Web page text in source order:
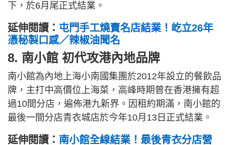
下，於6月尾正式結業。
延伸閱讀： 屯門手工燒賣名店結業！屹立26年
憑秘製口感／辣椒油聞名
8. 南小館 初代攻港內地品牌
南小館為內地上海小南國集團於2012年設立的餐飲品
牌，主打中高價位上海菜，高峰時期曾在香港擁有超
過10間分店，遍佈港九新界。因租約期滿，南小館的
最後一間分店青衣城店於今年10月13日正式結業。
延伸閱讀： 南小館全線結業！最後青衣分店營